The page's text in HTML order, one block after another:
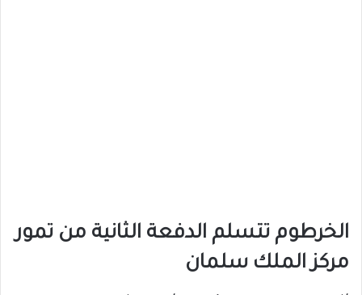
الخرطوم تتسلم الدفعة الثانية من تمور
مركز الملك سلمان